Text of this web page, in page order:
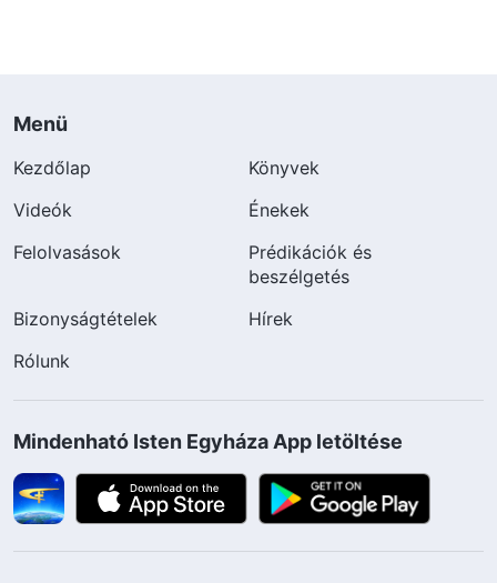
Menü
Kezdőlap
Könyvek
Videók
Énekek
Felolvasások
Prédikációk és
beszélgetés
Bizonyságtételek
Hírek
Rólunk
Mindenható Isten Egyháza App letöltése